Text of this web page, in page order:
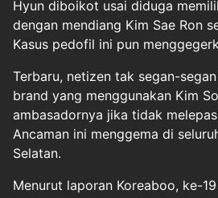
Hyun diboikot usai diduga
dengan mendiang Kim Sae Ron
Kasus pedofil ini pun
Terbaru, netizen tak segan-
brand yang menggunakan Kim
ambasadornya jika tidak
Ancaman ini menggema di
Selatan.
Menurut laporan Koreaboo, ke-